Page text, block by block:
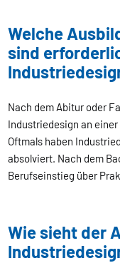
Welche
sind
Nach dem Abitur oder
Industriedesign an
Oftmals haben
absolviert. Nach dem
Berufseinstieg über
Wie sieht der